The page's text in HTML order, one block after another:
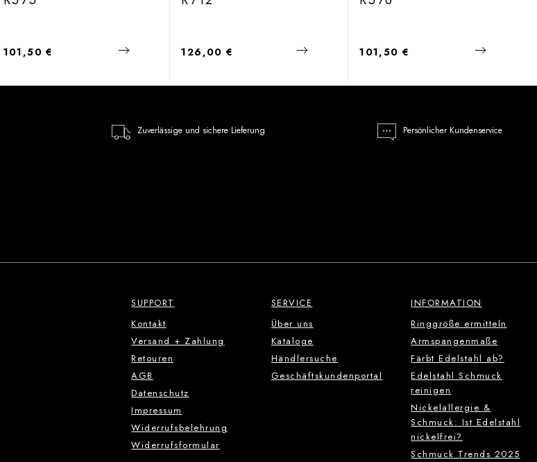
Regulärer Preis:
101,50 € Regulärer Preis:
126,00 € Regulärer Preis:
101,50 €
Zuverlässige und sichere Lieferung Persönlicher Kundenservice
SUPPORT
Kontakt
Versand + Zahlung
Retouren
AGB
Datenschutz
Impressum
Widerrufsbelehrung
Widerrufsformular
SERVICE
Über uns
Kataloge
Händlersuche
Geschäftskundenportal
INFORMATION
Ringgröße ermitteln
Armspangenmaße
Färbt Edelstahl ab?
Edelstahl Schmuck
reinigen
Nickelallergie &
Schmuck: Ist Edelstahl
nickelfrei?
Schmuck Trends 2025